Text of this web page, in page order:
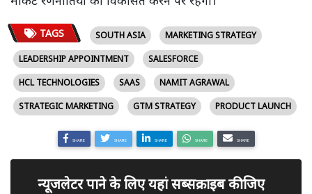
TAGS SOUTH ASIA
MARKETING STRATEGY
LEADERSHIP APPOINTMENT
SALESFORCE
HCL TECHNOLOGIES
SAAS
NAMIT AGRAWAL
STRATEGIC MARKETING
GTM STRATEGY PRODUCT LAUNCH
SHARE SHARE SHARE SHARE SHARE
न्यूजलेटर पाने के लिए यहां सब्सक्राइब कीजिए